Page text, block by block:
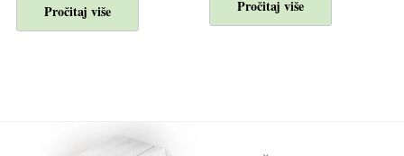
Pročitaj više Pročitaj više